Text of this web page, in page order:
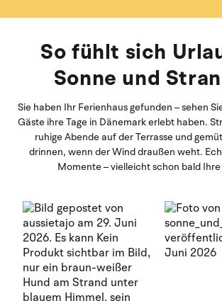
So fühlt sich
Sonne und
Sie haben Ihr Ferienhaus gefunden – sehen
Gäste ihre Tage in Dänemark erlebt haben.
ruhige Abende auf der Terrasse und
drinnen, wenn der Wind draußen weht.
Momente – vielleicht schon bald